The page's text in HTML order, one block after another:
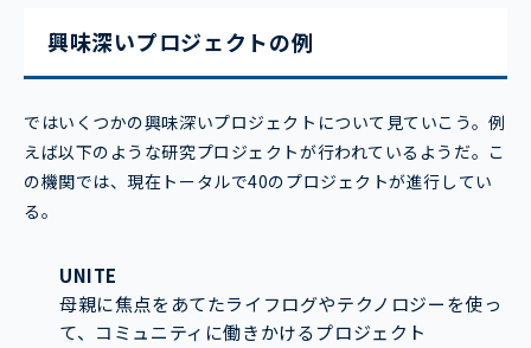
興味深いプロジェクトの例
ではいくつかの興味深いプロジェクトについて見ていこう。例
えば以下のような研究プロジェクトが行われているようだ。こ
の機関では、現在トータルで40のプロジェクトが進行してい
る。
UNITE
母親に焦点をあてたライフログやテクノロジーを使っ
て、コミュニティに働きかけるプロジェクト